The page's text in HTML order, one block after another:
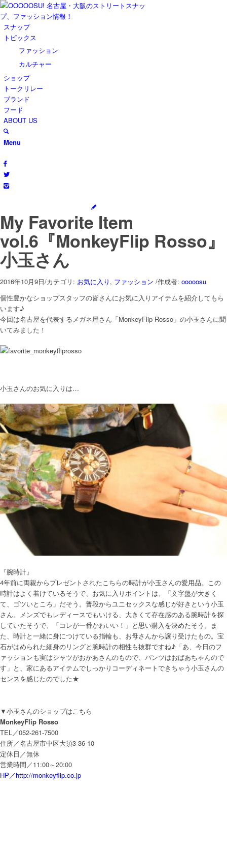
スナップ
トピックス
ファッション
カルチャー
ショップ
トークリレー
ブランド
フード
ABOUT US
Menu
My Favorite Item
vol.6『MonkeyFlip Rosso』
小玉さん
2016年10月9日/カテゴリ: お気に入り , ファッション /作成者: ooooosu
個性豊かなショップスタッフの皆さんにお気に入りアイテムを紹介してもら
います♪
今回は名古屋を代表するメガネ屋さん「MonkeyFlip Rosso」の小玉さんに聞
いてみました！
小玉さんのお気に入りは…
『腕時計』
4年前に両親からプレゼントされたこちらの時計が小玉さんの愛用品。この
時計はよく着けているそうで、お気に入りポイントは、「文字盤が大きく
て、ゴツいところ」だそう。普段からユニセックスな感じが好きという小玉
さん。メンズでもレディースでもいける、大きくて存在感のある腕時計を探
していたそうで、「コレが一番かわいい！」と思い購入を決めたそう。ま
た、時計と一緒に身につけている指輪も、お母さんから譲り受けたもの。宝
石がはめられた細身のリングと腕時計の相性も抜群ですね♪「あ、今日のフ
ァッションも実はシャツがおかあさんのもので、パンツはおばあちゃんので
す」と、家にあるアイテムでしっかりコーディネートできちゃう小玉さんの
センスを感じたのでした★
▼小玉さんのショップはこちら
MonkeyFlip Rosso
TEL／052-261-7500
住所／名古屋市中区大須3-36-10
定休日／無休
営業時間／11:00～20:00
HP／http://monkeyflip.co.jp